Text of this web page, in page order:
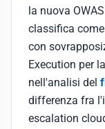
la nuova
classifica
con
Execution per
nell'analisi del
differenza fra
escalation